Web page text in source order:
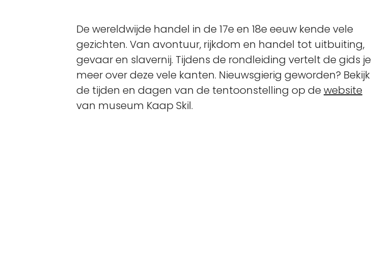
De wereldwijde handel in de 17e en 18e eeuw kende vele
gezichten. Van avontuur, rijkdom en handel tot uitbuiting,
gevaar en slavernij. Tijdens de rondleiding vertelt de gids je
meer over deze vele kanten. Nieuwsgierig geworden? Bekijk
de tijden en dagen van de tentoonstelling op de website
van museum Kaap Skil.